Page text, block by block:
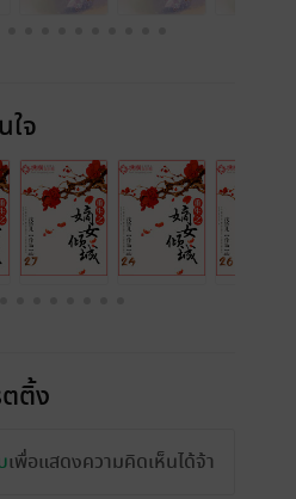
ใจ
ตติ้ง
เพื่อแสดงความคิดเห็นได้จ้า